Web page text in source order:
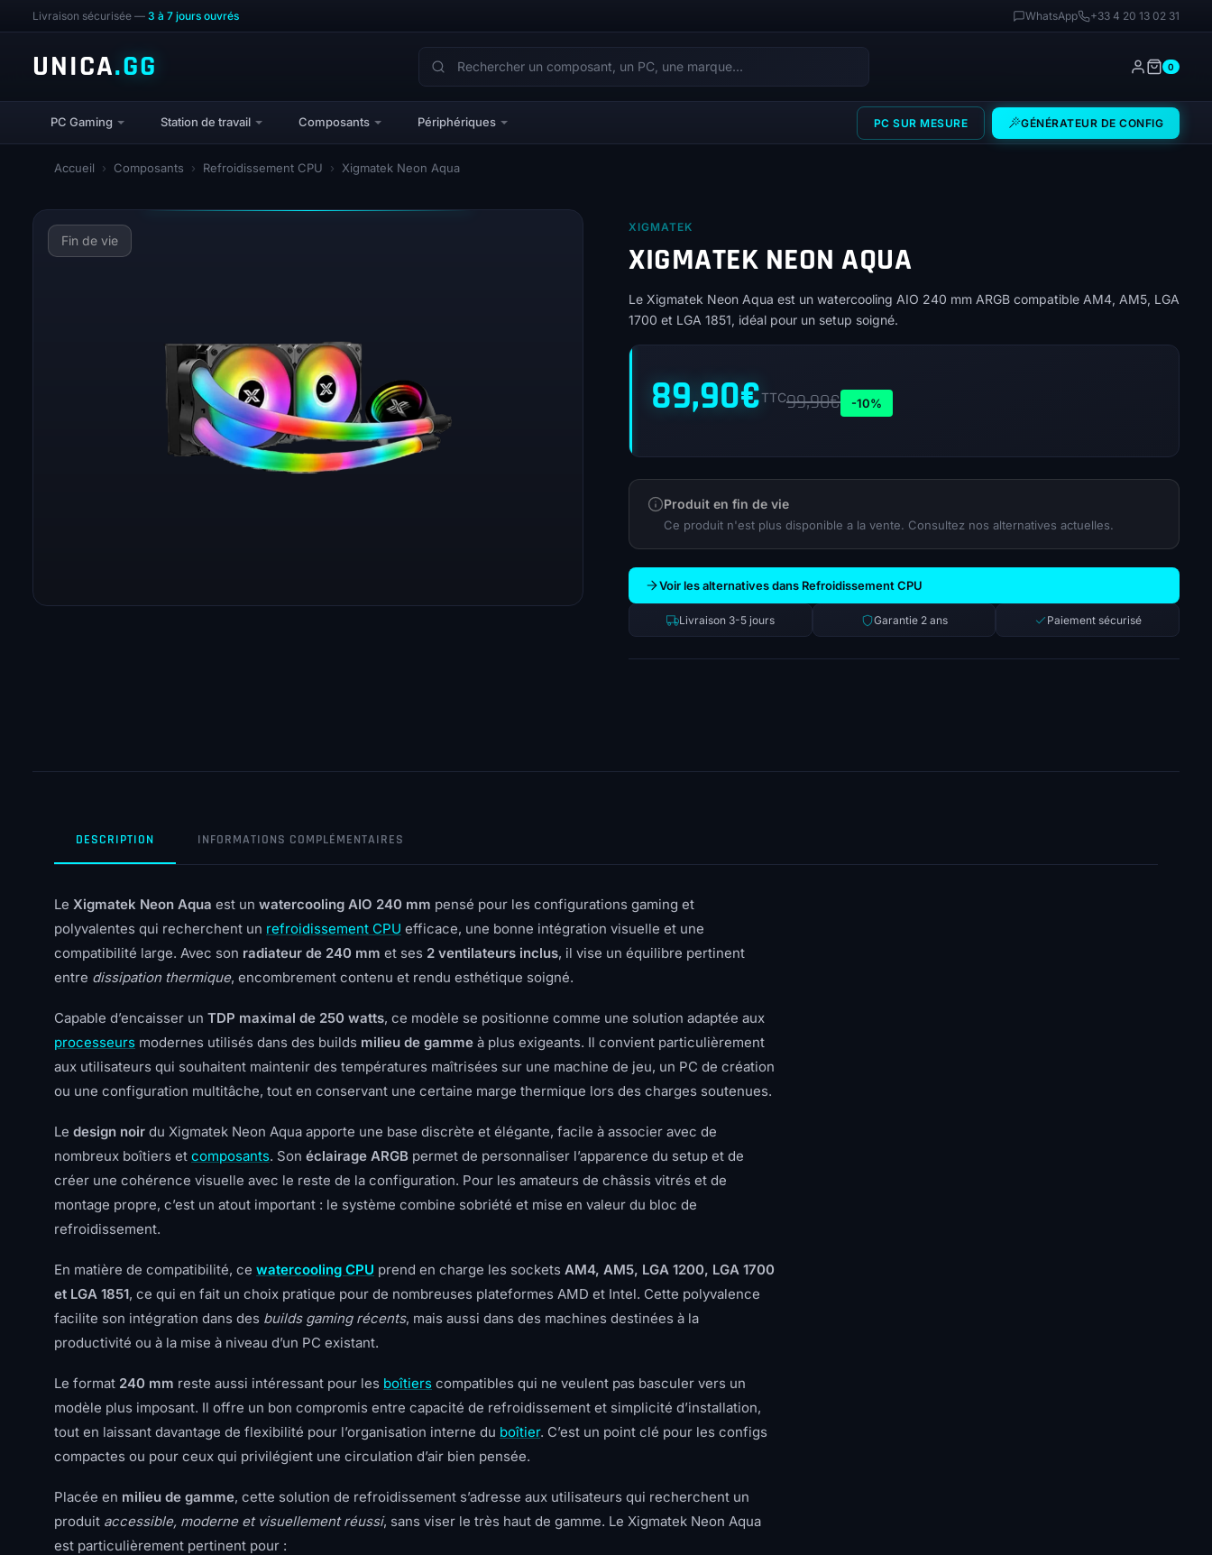
Livraison sécurisée — 3 à 7 jours ouvrés WhatsApp +33 4 20 13 02 31
UNICA.GG 0
PC Gaming Station de travail Composants Périphériques PC SUR MESURE GÉNÉRATEUR DE CONFIG
Accueil › Composants › Refroidissement CPU › Xigmatek Neon Aqua
Fin de vie
XIGMATEK
XIGMATEK NEON AQUA
Le Xigmatek Neon Aqua est un watercooling AIO 240 mm ARGB compatible AM4, AM5, LGA
1700 et LGA 1851, idéal pour un setup soigné.
89,90€TTC99,90€ -10%
Produit en fin de vie
Ce produit n'est plus disponible a la vente. Consultez nos alternatives actuelles.
Voir les alternatives dans Refroidissement CPU
Livraison 3-5 jours Garantie 2 ans Paiement sécurisé
DESCRIPTION INFORMATIONS COMPLÉMENTAIRES
Le Xigmatek Neon Aqua est un watercooling AIO 240 mm pensé pour les configurations gaming et
polyvalentes qui recherchent un refroidissement CPU efficace, une bonne intégration visuelle et une
compatibilité large. Avec son radiateur de 240 mm et ses 2 ventilateurs inclus, il vise un équilibre pertinent
entre dissipation thermique, encombrement contenu et rendu esthétique soigné.
Capable d’encaisser un TDP maximal de 250 watts, ce modèle se positionne comme une solution adaptée aux
processeurs modernes utilisés dans des builds milieu de gamme à plus exigeants. Il convient particulièrement
aux utilisateurs qui souhaitent maintenir des températures maîtrisées sur une machine de jeu, un PC de création
ou une configuration multitâche, tout en conservant une certaine marge thermique lors des charges soutenues.
Le design noir du Xigmatek Neon Aqua apporte une base discrète et élégante, facile à associer avec de
nombreux boîtiers et composants. Son éclairage ARGB permet de personnaliser l’apparence du setup et de
créer une cohérence visuelle avec le reste de la configuration. Pour les amateurs de châssis vitrés et de
montage propre, c’est un atout important : le système combine sobriété et mise en valeur du bloc de
refroidissement.
En matière de compatibilité, ce watercooling CPU prend en charge les sockets AM4, AM5, LGA 1200, LGA 1700
et LGA 1851, ce qui en fait un choix pratique pour de nombreuses plateformes AMD et Intel. Cette polyvalence
facilite son intégration dans des builds gaming récents, mais aussi dans des machines destinées à la
productivité ou à la mise à niveau d’un PC existant.
Le format 240 mm reste aussi intéressant pour les boîtiers compatibles qui ne veulent pas basculer vers un
modèle plus imposant. Il offre un bon compromis entre capacité de refroidissement et simplicité d’installation,
tout en laissant davantage de flexibilité pour l’organisation interne du boîtier. C’est un point clé pour les configs
compactes ou pour ceux qui privilégient une circulation d’air bien pensée.
Placée en milieu de gamme, cette solution de refroidissement s’adresse aux utilisateurs qui recherchent un
produit accessible, moderne et visuellement réussi, sans viser le très haut de gamme. Le Xigmatek Neon Aqua
est particulièrement pertinent pour :